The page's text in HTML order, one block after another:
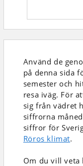
Använd de
på denna sida
semester och
resa iväg. För
sig från vädret
siffrorna
siffror för
Röros klimat.
Om du vill